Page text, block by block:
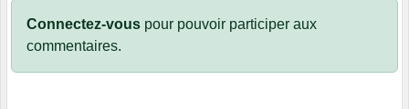
Connectez-vous pour pouvoir participer aux
commentaires.